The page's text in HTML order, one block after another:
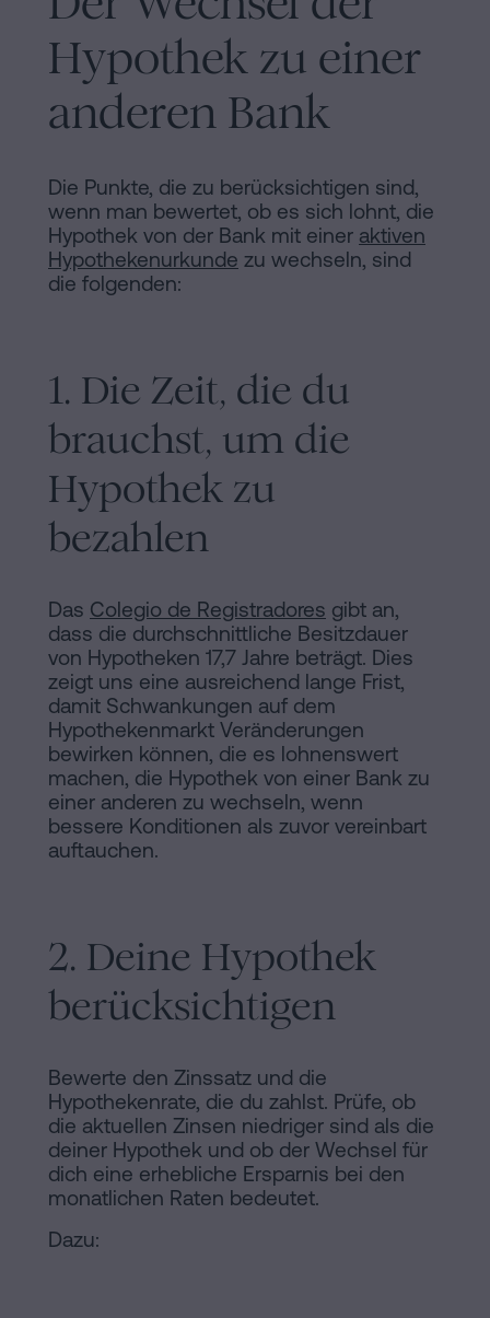
Inhaltsprozess
Personalizar
cookies
Folgen
Sie
uns
sozialen
Netzwerken
Hypothek zu einer
anderen Bank
Die Punkte, die zu berücksichtigen sind,
wenn man bewertet, ob es sich lohnt, die
Hypothek von der Bank mit einer aktiven
Hypothekenurkunde zu wechseln, sind
die folgenden:
1. Die Zeit, die du
brauchst, um die
Hypothek zu
bezahlen
Das Colegio de Registradores gibt an,
dass die durchschnittliche Besitzdauer
von Hypotheken 17,7 Jahre beträgt. Dies
zeigt uns eine ausreichend lange Frist,
damit Schwankungen auf dem
Hypothekenmarkt Veränderungen
bewirken können, die es lohnenswert
machen, die Hypothek von einer Bank zu
einer anderen zu wechseln, wenn
bessere Konditionen als zuvor vereinbart
auftauchen.
2. Deine Hypothek
berücksichtigen
Bewerte den Zinssatz und die
Hypothekenrate, die du zahlst. Prüfe, ob
die aktuellen Zinsen niedriger sind als die
deiner Hypothek und ob der Wechsel für
dich eine erhebliche Ersparnis bei den
monatlichen Raten bedeutet.
Dazu: